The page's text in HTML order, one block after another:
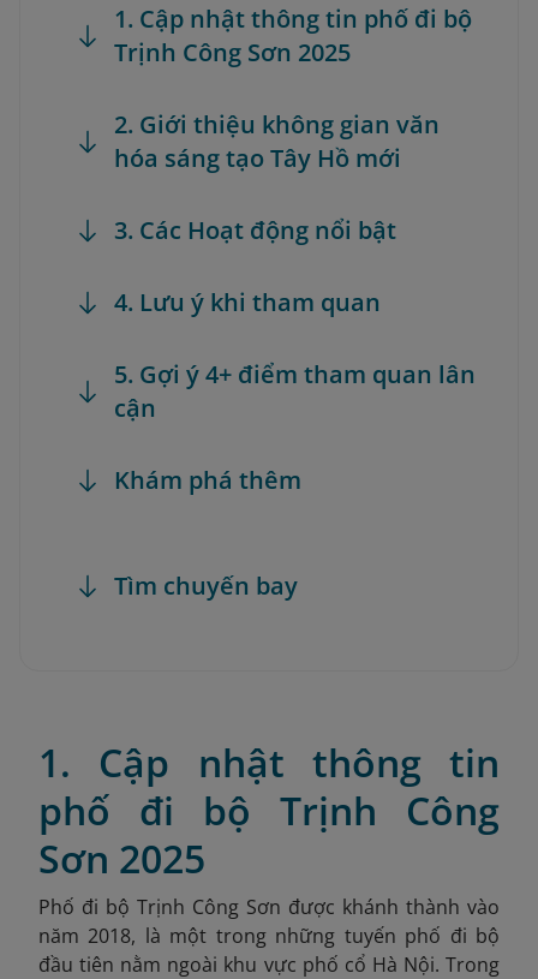
1. Cập nhật thông tin phố đi bộ
Trịnh Công Sơn 2025
2. Giới thiệu không gian văn
hóa sáng tạo Tây Hồ mới
3. Các Hoạt động nổi bật
4. Lưu ý khi tham quan
5. Gợi ý 4+ điểm tham quan lân
cận
Khám phá thêm
Tìm chuyến bay
1. Cập nhật thông tin
phố đi bộ Trịnh Công
Sơn 2025
Phố đi bộ Trịnh Công Sơn được khánh thành vào
năm 2018, là một trong những tuyến phố đi bộ
đầu tiên nằm ngoài khu vực phố cổ Hà Nội. Trong